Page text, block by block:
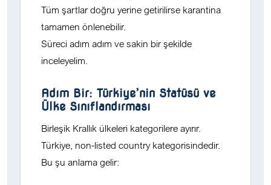
Tüm şartlar doğru yerine getirilirse karantina
tamamen önlenebilir.
Süreci adım adım ve sakin bir şekilde
inceleyelim.
Adım Bir: Türkiye’nin Statüsü ve
Ülke Sınıflandırması
Birleşik Krallık ülkeleri kategorilere ayırır.
Türkiye, non-listed countrykategorisindedir.
Bu şu anlama gelir: